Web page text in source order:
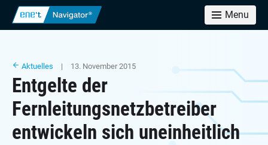
Menu
Aktuelles | 13. November 2015
Entgelte der
Fernleitungsnetzbetreiber
entwickeln sich uneinheitlich